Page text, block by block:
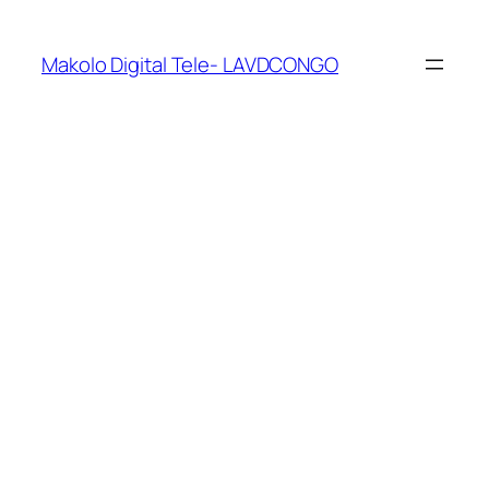
Makolo Digital Tele- LAVDCONGO